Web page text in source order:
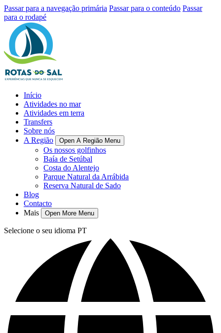
Passar para a navegação primária Passar para o conteúdo Passar
para o rodapé
Início
Atividades no mar
Atividades em terra
Transfers
Sobre nós
A Região
Open A Região Menu
Os nossos golfinhos
Baía de Setúbal
Costa do Alentejo
Parque Natural da Arrábida
Reserva Natural de Sado
Blog
Contacto
Mais
Open More Menu
Selecione o seu idioma PT